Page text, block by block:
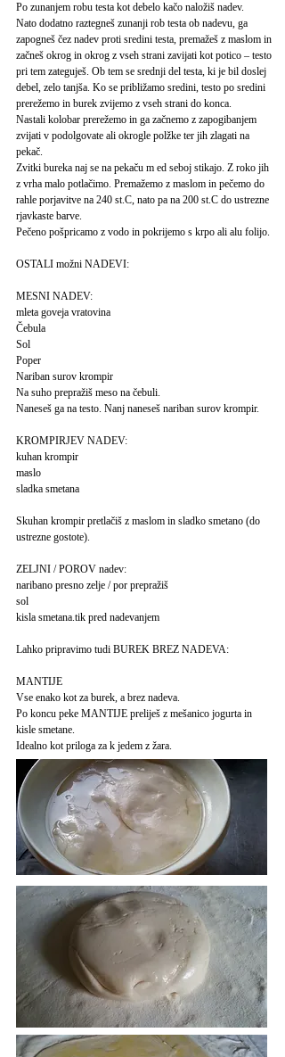
Po zunanjem robu testa kot debelo kačo naložiš nadev.
Nato dodatno raztegneš zunanji rob testa ob nadevu, ga
zapogneš čez nadev proti sredini testa, premažeš z maslom in
začneš okrog in okrog z vseh strani zavijati kot potico – testo
pri tem zateguješ. Ob tem se srednji del testa, ki je bil doslej
debel, zelo tanjša. Ko se približamo sredini, testo po sredini
prerežemo in burek zvijemo z vseh strani do konca.
Nastali kolobar prerežemo in ga začnemo z zapogibanjem
zvijati v podolgovate ali okrogle polžke ter jih zlagati na
pekač.
Zvitki bureka naj se na pekaču m ed seboj stikajo. Z roko jih
z vrha malo potlačimo. Premažemo z maslom in pečemo do
rahle porjavitve na 240 st.C, nato pa na 200 st.C do ustrezne
rjavkaste barve.
Pečeno pošpricamo z vodo in pokrijemo s krpo ali alu folijo.
OSTALI možni NADEVI:
MESNI NADEV:
mleta goveja vratovina
Čebula
Sol
Poper
Nariban surov krompir
Na suho prepražiš meso na čebuli.
Naneseš ga na testo. Nanj naneseš nariban surov krompir.
KROMPIRJEV NADEV:
kuhan krompir
maslo
sladka smetana
Skuhan krompir pretlačiš z maslom in sladko smetano (do
ustrezne gostote).
ZELJNI / POROV nadev:
naribano presno zelje / por prepražiš
sol
kisla smetana.tik pred nadevanjem
Lahko pripravimo tudi BUREK BREZ NADEVA:
MANTIJE
Vse enako kot za burek, a brez nadeva.
Po koncu peke MANTIJE preliješ z mešanico jogurta in
kisle smetane.
Idealno kot priloga za k jedem z žara.